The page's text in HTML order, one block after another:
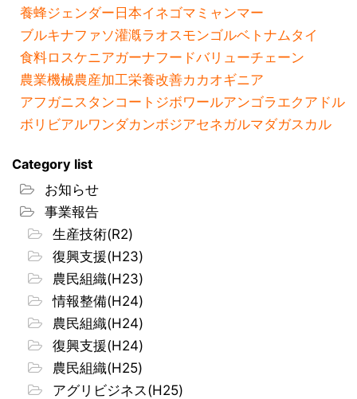
養蜂ジェンダー 日本イネゴマ ミャンマー
ブルキナファソ灌漑ラオスモンゴルベトナムタイ
食料ロスケニアガーナフードバリューチェーン
農業機械農産加工栄養改善カカオギニア
アフガニスタンコートジボワールアンゴラ エクアドル
ボリビアルワンダカンボジアセネガルマダガスカル
Category list
お知らせ
事業報告
生産技術(R2)
復興支援(H23)
農民組織(H23)
情報整備(H24)
農民組織(H24)
復興支援(H24)
農民組織(H25)
アグリビジネス(H25)